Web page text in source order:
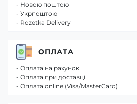
- Новою поштою
- Укрпоштою
- Rozetka Delivery
ОПЛАТА
- Оплата на рахунок
- Оплата при доставці
- Оплата online (Visa/MasterCard)